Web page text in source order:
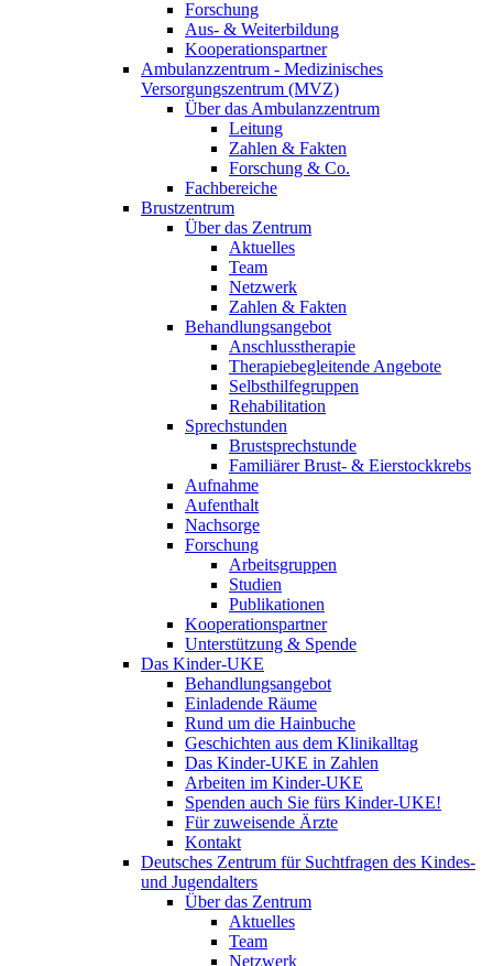
Forschung
Aus- & Weiterbildung
Kooperationspartner
Ambulanzzentrum - Medizinisches
Versorgungszentrum (MVZ)
Über das Ambulanzzentrum
Leitung
Zahlen & Fakten
Forschung & Co.
Fachbereiche
Brustzentrum
Über das Zentrum
Aktuelles
Team
Netzwerk
Zahlen & Fakten
Behandlungsangebot
Anschlusstherapie
Therapiebegleitende Angebote
Selbsthilfegruppen
Rehabilitation
Sprechstunden
Brustsprechstunde
Familiärer Brust- & Eierstockkrebs
Aufnahme
Aufenthalt
Nachsorge
Forschung
Arbeitsgruppen
Studien
Publikationen
Kooperationspartner
Unterstützung & Spende
Das Kinder-UKE
Behandlungsangebot
Einladende Räume
Rund um die Hainbuche
Geschichten aus dem Klinikalltag
Das Kinder-UKE in Zahlen
Arbeiten im Kinder-UKE
Spenden auch Sie fürs Kinder-UKE!
Für zuweisende Ärzte
Kontakt
Deutsches Zentrum für Suchtfragen des Kindes-
und Jugendalters
Über das Zentrum
Aktuelles
Team
Netzwerk